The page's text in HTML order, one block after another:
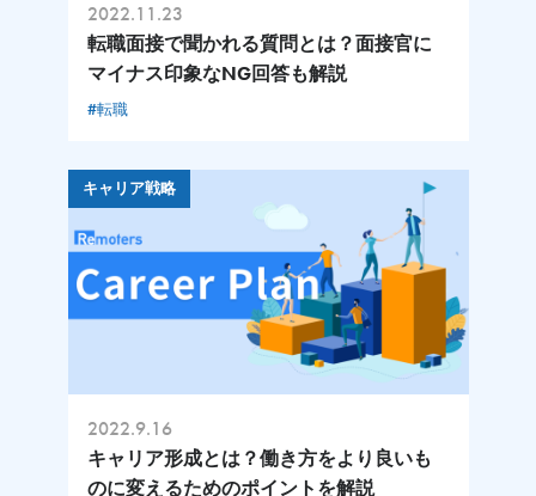
2022.11.23
転職面接で聞かれる質問とは？面接官に
マイナス印象なNG回答も解説
#転職
キャリア戦略
2022.9.16
キャリア形成とは？働き方をより良いも
のに変えるためのポイントを解説